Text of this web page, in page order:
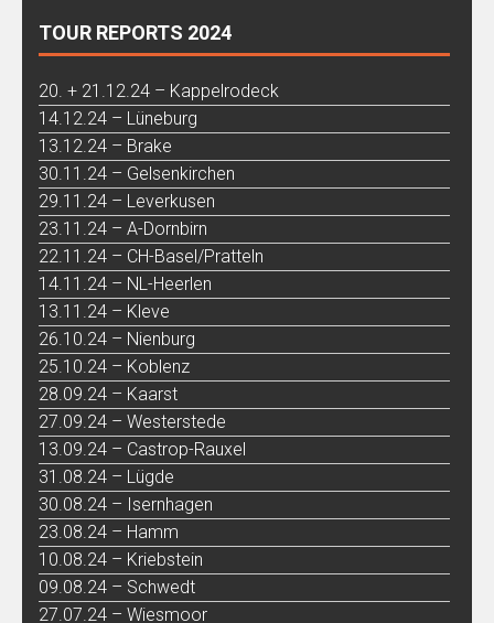
TOUR REPORTS 2024
20. + 21.12.24 – Kappelrodeck
14.12.24 – Lüneburg
13.12.24 – Brake
30.11.24 – Gelsenkirchen
29.11.24 – Leverkusen
23.11.24 – A-Dornbirn
22.11.24 – CH-Basel/Pratteln
14.11.24 – NL-Heerlen
13.11.24 – Kleve
26.10.24 – Nienburg
25.10.24 – Koblenz
28.09.24 – Kaarst
27.09.24 – Westerstede
13.09.24 – Castrop-Rauxel
31.08.24 – Lügde
30.08.24 – Isernhagen
23.08.24 – Hamm
10.08.24 – Kriebstein
09.08.24 – Schwedt
27.07.24 – Wiesmoor